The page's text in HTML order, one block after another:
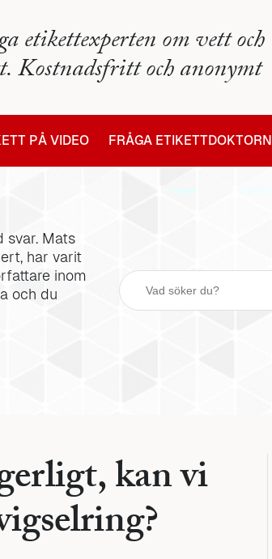
etikettexperten om vett och
Kostnadsfritt och anonymt
PÅ VIDEO FRÅGA ETIKETTDOKTORN
svar. Mats
har varit
inom
och du
kan vi